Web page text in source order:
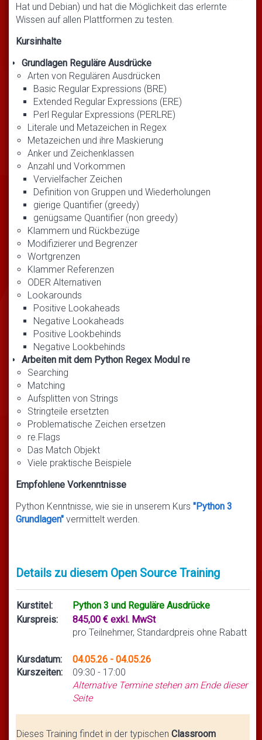
Hat und Debian) und hat die Möglichkeit das erlernte
Wissen auf allen Plattformen zu testen.
Kursinhalte
Grundlagen Reguläre Ausdrücke
Arten von Regulären Ausdrücken
Basic Regular Expressions (BRE)
Extended Regular Expressions (ERE)
Perl Regular Expressions (PERLRE)
Literale und Metazeichen in Regex
Metazeichen und ihre Maskierung
Anker und Zeichenklassen
Anzahl und Vorkommen
Vervielfacher Zeichen
Definition von Gruppen und Wiederholungen
gierige Quantifier (greedy)
genügsame Quantifier (non greedy)
Klammern und Rückbezüge
Modifizierer und Begrenzer
Wortgrenzen
Klammer Referenzen
ODER Alternativen
Lookarounds
Positive Lookaheads
Negative Lookaheads
Positive Lookbehinds
Negative Lookbehinds
Arbeiten mit dem Python Regex Modul re
Searching
Matching
Aufsplitten von Strings
Stringteile ersetzten
Problematische Zeichen ersetzen
re.Flags
Das Match Objekt
Viele praktische Beispiele
Empfohlene Vorkenntnisse
Python Kenntnisse, wie sie in unserem Kurs "Python 3
Grundlagen" vermittelt werden.
Details zu diesem Open Source Training
Kurstitel:
Python 3 und Reguläre Ausdrücke
Kurspreis:
845,00 € exkl. MwSt
pro Teilnehmer, Standardpreis ohne Rabatt
Kursdatum:
Kurszeiten:
04.05.26 - 04.05.26
09:30 - 17:00
Alternative Termine stehen am Ende dieser
Seite
Dieses Training findet in der typischen Classroom